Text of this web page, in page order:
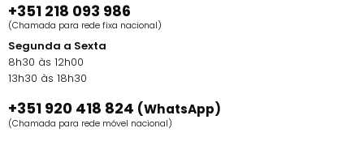
+351 218 093 986
(Chamada para rede fixa nacional)
Segunda a Sexta
8h30 às 12h00
13h30 às 18h30
+351 920 418 824 (WhatsApp)
(Chamada para rede móvel nacional)